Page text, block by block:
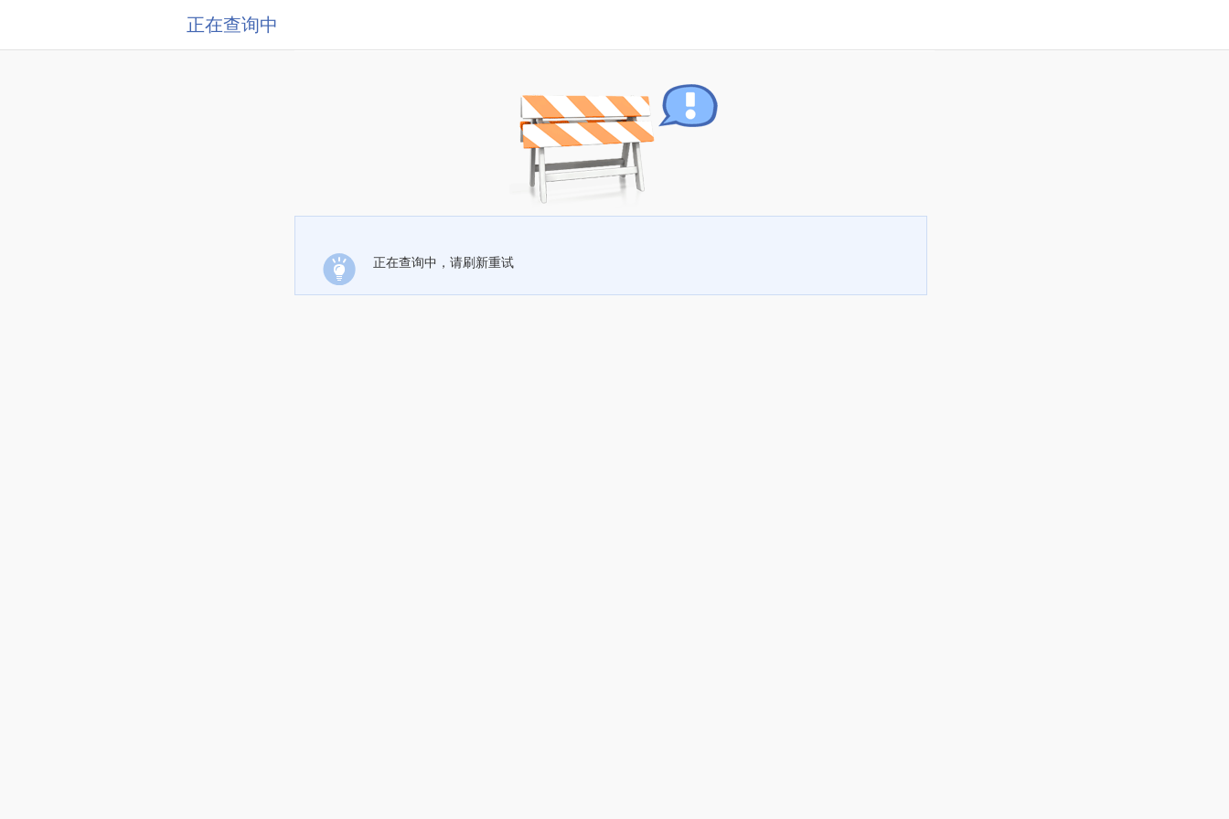
正在查询中
正在查询中，请刷新重试